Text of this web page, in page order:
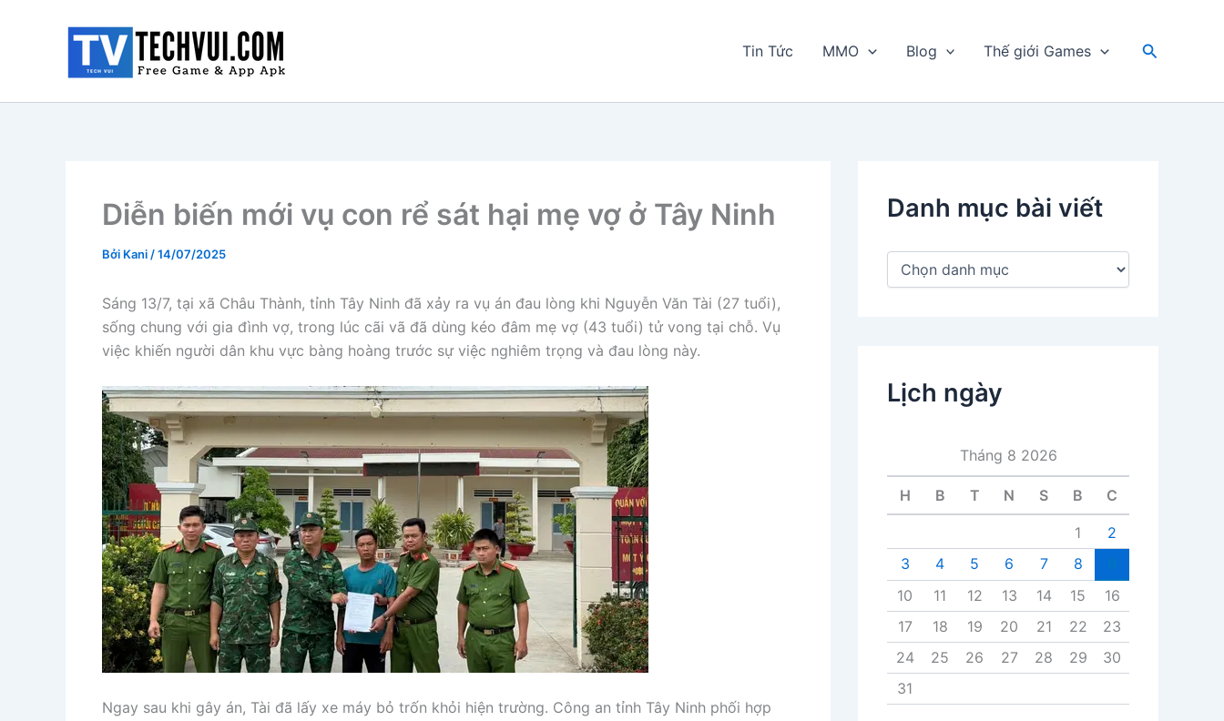
Tin Tức MMO Blog Thế giới Games
Tìm
Diễn biến mới vụ con rể sát hại mẹ vợ ở Tây Ninh
Bởi Kani /14/07/2025
Sáng 13/7, tại xã Châu Thành, tỉnh Tây Ninh đã xảy ra vụ án đau lòng khi Nguyễn Văn Tài (27 tuổi),
sống chung với gia đình vợ, trong lúc cãi vã đã dùng kéo đâm mẹ vợ (43 tuổi) tử vong tại chỗ. Vụ
việc khiến người dân khu vực bàng hoàng trước sự việc nghiêm trọng và đau lòng này.
Ngay sau khi gây án, Tài đã lấy xe máy bỏ trốn khỏi hiện trường. Công an tỉnh Tây Ninh phối hợp
Danh mục bài viết
D
b
à
ế
Lịch ngày
Tháng 8 2026
H B T N S B C
1
2
3
4 5 6 7 8
10
11 12 13 14 15
16
17
18 19 20 21 22
23
24
25 26 27 28 29
30
31